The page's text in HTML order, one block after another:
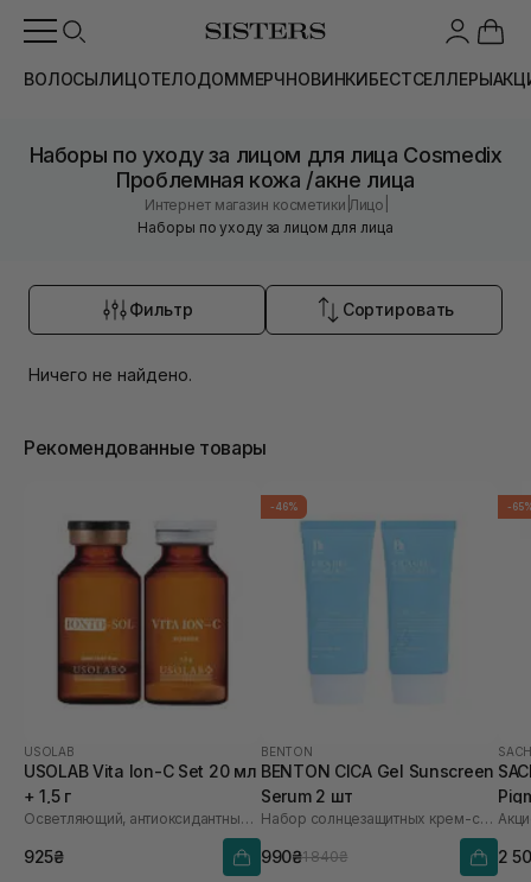
ВОЛОСЫЛИЦОТЕЛОДОММЕРЧНОВИНКИБЕСТСЕЛЛЕРЫ
Наборы по уходу за лицом для лица Cosmedix
Проблемная кожа /акне лица
Интернет магазин косметики Лицо
Наборы по уходу за лицом для лица
Фильтр Сортировать
Ничего не найдено.
Рекомендованные товары
USOLAB
USOLAB Vita Ion-C Set 20 мл
+ 1,5 г
Осветляющий, антиоксидантный и омолаживающий набор
925₴
-46%
BENTON
BENTON CICA Gel Sunscreen
Serum 2 шт
Набор солнцезащитных крем-сывороток
990₴1 840₴
-
2